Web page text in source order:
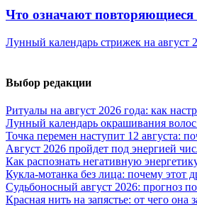
Что означают
Лунный календарь стрижек на август
Выбор редакции
Ритуалы на август 2026 года: как
Лунный календарь окрашивания
Точка перемен наступит 12 августа:
Август 2026 пройдет под энергией
Как распознать негативную
Кукла-мотанка без лица: почему этот
Судьбоносный август 2026: прогноз
Красная нить на запястье: от чего